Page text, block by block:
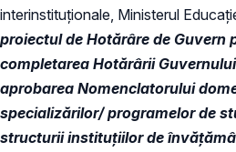
interinstituționale, Ministerul
proiectul de Hotărâre de Guvern
completarea Hotărârii
aprobarea Nomenclatorului
specializărilor/ programelor de
structurii instituțiilor de